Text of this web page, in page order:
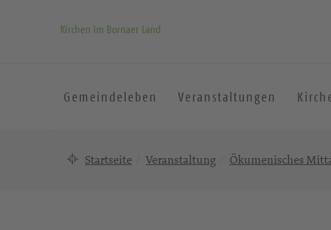
Kirchen im Bornaer Land
Gemeindeleben Veranstaltungen
Startseite Veranstaltung Ökumenisches